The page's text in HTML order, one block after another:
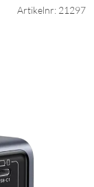
Artikelnr: 21297